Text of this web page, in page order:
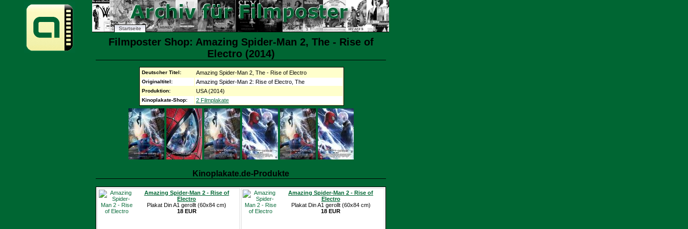
Startseite
Filmposter Shop: Amazing Spider-Man 2, The - Rise of
Electro (2014)
Deutscher Titel: Amazing Spider-Man 2, The - Rise of Electro
Originaltitel: Amazing Spider-Man 2: Rise of Electro, The
Produktion: USA (2014)
Kinoplakate-Shop: 2 Filmplakate
Kinoplakate.de-Produkte
Amazing Spider-Man 2 - Rise of
Electro
Plakat Din A1 gerollt (60x84 cm)
18 EUR
Amazing Spider-Man 2 - Rise of
Electro
Plakat Din A1 gerollt (60x84 cm)
18 EUR